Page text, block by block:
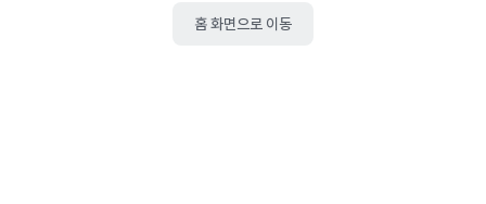
홈 화면으로 이동